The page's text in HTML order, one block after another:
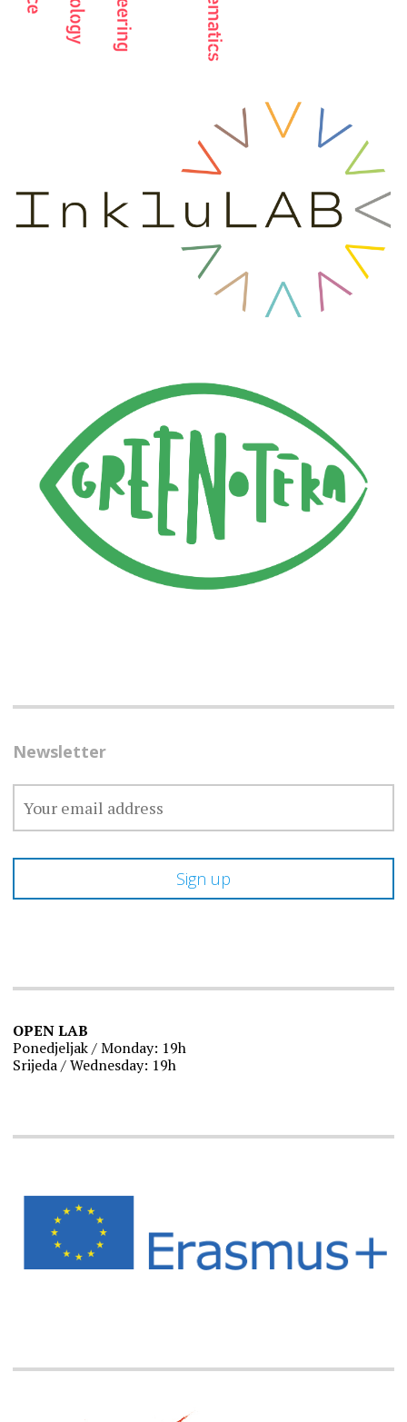
Newsletter
OPEN LAB
Ponedjeljak / Monday: 19h
Srijeda / Wednesday: 19h